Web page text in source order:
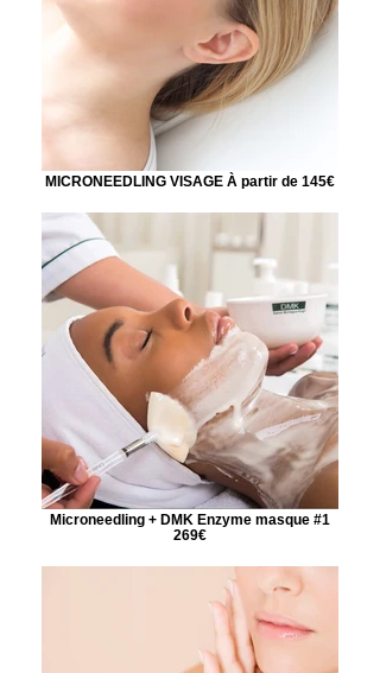
MICRONEEDLING VISAGE À partir de 145€
Microneedling + DMK Enzyme masque #1
269€